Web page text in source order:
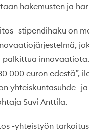
hakemusten ja
-stipendihaku on
palkittua
000 euron edestä”,
yhteiskuntasuhde- ja
Suvi Anttila.
-yhteistyön